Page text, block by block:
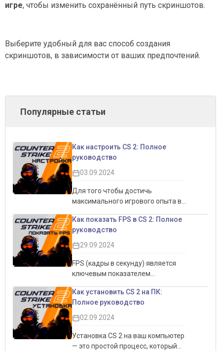
игре, чтобы изменить сохранённый путь скриншотов.
Выберите удобный для вас способ создания
скриншотов, в зависимости от ваших предпочтений.
Популярные статьи
Как настроить CS 2: Полное
руководство
03.09.2024
Для того чтобы достичь
максимального игрового опыта в
игру. Это не только позволит
увеличить производительность,
но и обеспечит более комфортный
интерфейса, графики и звука
могут существенно повлиять на
плавной и отзывчивой. В этом
руководстве мы подробно
рассмотрим все аспекты
добиться наилучших результатов,
будь то для мощного ПК или
Как показать FPS в CS 2: Полное
руководство
29.09.2024
FPS (кадры в секунду) является
ключевым показателем
особенно в соревновательных
играх, таких как CS 2.
Отслеживание FPS помогает
игровой процесс, и позволяет
оптимизировать настройки, чтобы
Как установить CS 2 на ПК:
Полное руководство
02.09.2024
Установка CS 2 на ваш компьютер
— это простой процесс, который